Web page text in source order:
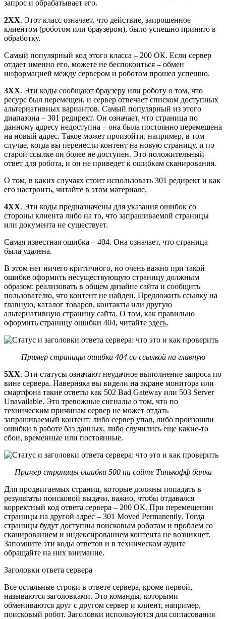
запрос и обрабатывает его.
2XX. Этот класс означает, что действие, запрошенное
клиентом (роботом или браузером), было успешно принято в
обработку.
Самый популярный код этого класса – 200 ОК. Если сервер
отдает именно его, можете не беспокоиться – обмен
информацией между сервером и роботом прошел успешно.
3XX. Эти коды сообщают браузеру или роботу о том, что
ресурс был перемещен, и сервер отвечает списком доступных
альтернативных вариантов. Самый популярный из этого
диапазона – 301 редирект. Он означает, что страница по
данному адресу недоступна – она была постоянно перемещена
на новый адрес. Такое может произойти, например, в том
случае, когда вы перенесли контент на новую страницу, и по
старой ссылке он более не доступен. Это положительный
ответ для робота, и он не приведет к ошибкам сканирования.
О том, в каких случаях стоит использовать 301 редирект и как
его настроить, читайте в этом материале.
4XX. Эти коды предназначены для указания ошибок со
стороны клиента либо на то, что запрашиваемой страницы
или документа не существует.
Самая известная ошибка – 404. Она означает, что страница
была удалена.
В этом нет ничего критичного, но очень важно при такой
ошибке оформить несуществующую страницу должным
образом: реализовать в общем дизайне сайта и сообщить
пользователю, что контент не найден. Предложить ссылку на
главную, каталог товаров, контакты или другую
альтернативную страницу сайта. О том, как правильно
оформить страницу ошибки 404, читайте здесь.
Пример страницы ошибки 404 со ссылкой на главную
5ХХ. Эти статусы означают неудачное выполнение запроса по
вине сервера. Наверняка вы видели на экране монитора или
смартфона такие ответы как 502 Bad Gateway или 503 Server
Unavailablе. Это тревожные сигналы о том, что по
техническим причинам сервер не может отдать
запрашиваемый контент: либо сервер упал, либо произошли
ошибки в работе баз данных, либо случились еще какие-то
сбои, временные или постоянные.
Пример страницы ошибки 500 на сайте Тинькофф банка
Для продвигаемых страниц, которые должны попадать в
результаты поисковой выдачи, важно, чтобы отдавался
корректный код ответа сервера – 200 ОК. При перемещении
страницы на другой адрес – 301 Moved Permanently. Тогда
страницы будут доступны поисковым роботам и проблем со
сканированием и индексированием контента не возникнет.
Запомните эти коды ответов и в техническом аудите
обращайте на них внимание.
Заголовки ответа сервера
Все остальные строки в ответе сервера, кроме первой,
называются заголовками. Это команды, которыми
обмениваются друг с другом сервер и клиент, например,
поисковый робот. Заголовки используются для согласования